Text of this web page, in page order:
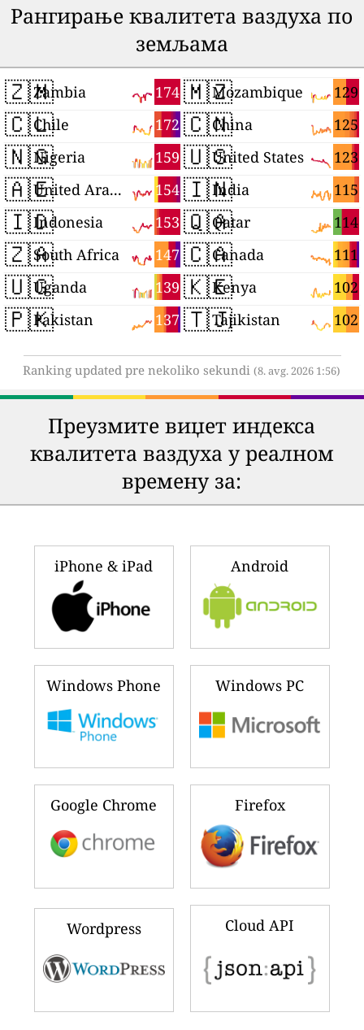
Рангирање квалитета ваздуха по
земљама
🇿🇲 174
Zambia
🇨🇱 172
Chile
🇳🇬 159
Nigeria
🇦🇪 154
United Arab Emirates
🇮🇩 153
Indonesia
🇿🇦 147
South Africa
🇺🇬 139
Uganda
🇵🇰 137
Pakistan
🇲🇿 129
Mozambique
🇨🇳 125
China
🇺🇸 123
United States
🇮🇳 115
India
🇶🇦 114
Qatar
🇨🇦 111
Canada
🇰🇪 102
Kenya
🇹🇯 102
Tajikistan
Ranking updated pre nekoliko sekundi(8. avg. 2026 1:56)
Преузмите виџет индекса
квалитета ваздуха у реалном
времену за:
iPhone & iPad Android
Windows Phone Windows PC
Google Chrome Firefox
Wordpress Cloud API